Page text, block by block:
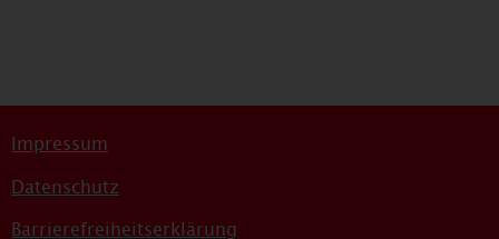
Impressum
Datenschutz
Barrierefreiheitserklärung